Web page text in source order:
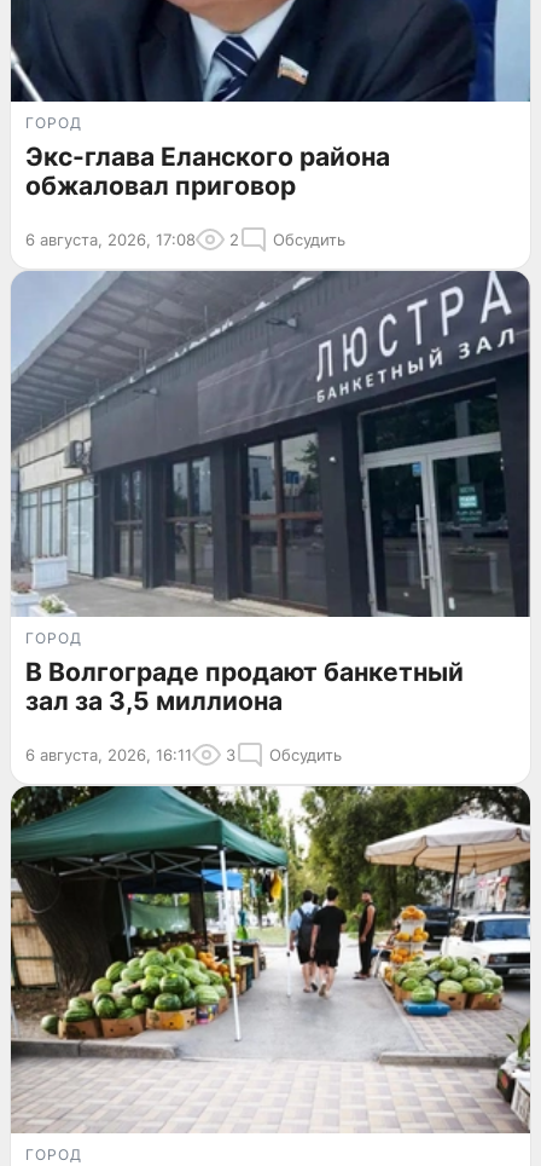
ГОРОД
Экс-глава Еланского района
обжаловал приговор
6 августа, 2026, 17:08 2 Обсудить
ГОРОД
В Волгограде продают банкетный
зал за 3,5 миллиона
6 августа, 2026, 16:11 3 Обсудить
ГОРОД